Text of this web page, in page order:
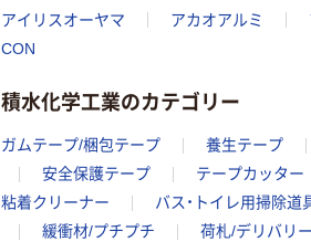
アイリスオーヤマ アカオアルミ
CON
積水化学工業のカテゴリー
ガムテープ/梱包テープ 養生テープ
安全保護テープ
テープカッター
粘着クリーナー
バス・トイレ用掃除道
緩衝材/プチプチ
荷札/デリバリ